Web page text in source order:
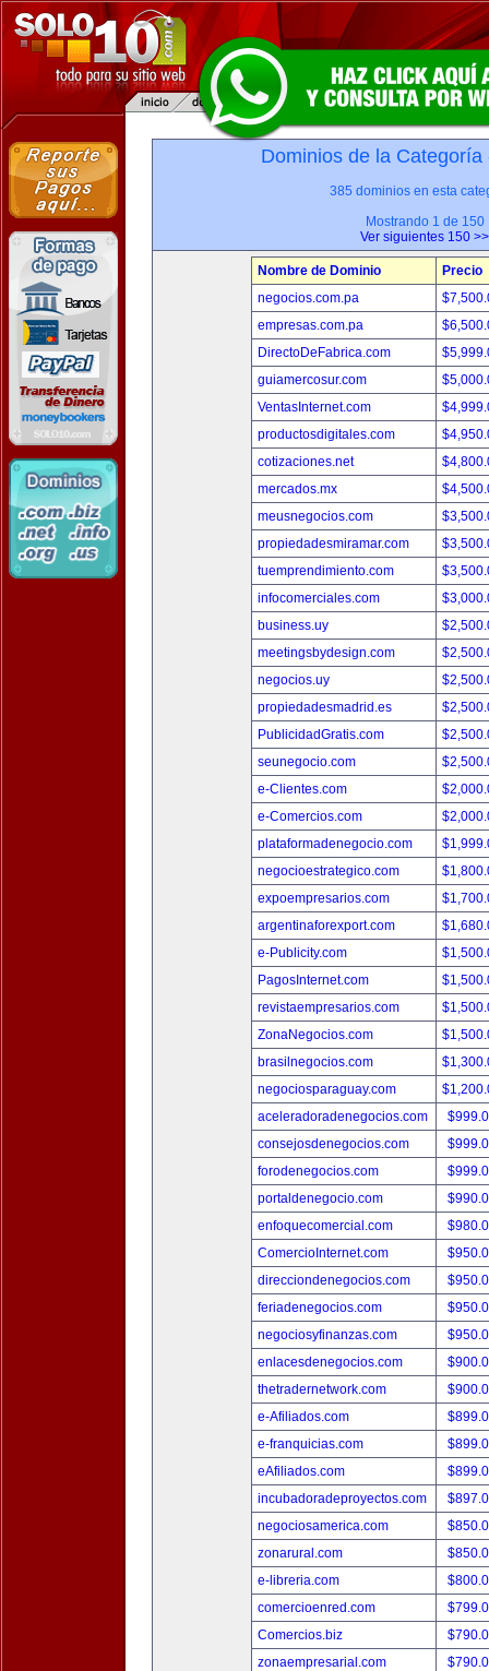
Dominios de la
385 dominios en esta
Mostrando 1 de 150
Ver siguientes 150 >>
Nombre de Dominio
Precio
negocios.com.pa
empresas.com.pa
DirectoDeFabrica.com
guiamercosur.com
VentasInternet.com
productosdigitales.com
cotizaciones.net
mercados.mx
meusnegocios.com
propiedadesmiramar.com
tuemprendimiento.com
infocomerciales.com
business.uy
meetingsbydesign.com
negocios.uy
propiedadesmadrid.es
PublicidadGratis.com
seunegocio.com
e-Clientes.com
e-Comercios.com
plataformadenegocio.com
negocioestrategico.com
expoempresarios.com
argentinaforexport.com
e-Publicity.com
PagosInternet.com
revistaempresarios.com
ZonaNegocios.com
brasilnegocios.com
negociosparaguay.com
aceleradoradenegocios.com
consejosdenegocios.com
forodenegocios.com
portaldenegocio.com
enfoquecomercial.com
ComercioInternet.com
direcciondenegocios.com
feriadenegocios.com
negociosyfinanzas.com
enlacesdenegocios.com
thetradernetwork.com
e-Afiliados.com
e-franquicias.com
eAfiliados.com
incubadoradeproyectos.com
negociosamerica.com
zonarural.com
e-libreria.com
comercioenred.com
Comercios.biz
zonaempresarial.com